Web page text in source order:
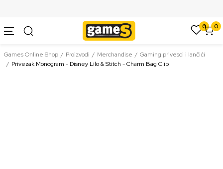
0 0
Games Online Shop Proizvodi Merchandise
Gaming privesci i lančići
Privezak Monogram - Disney Lilo & Stitch - Charm Bag Clip